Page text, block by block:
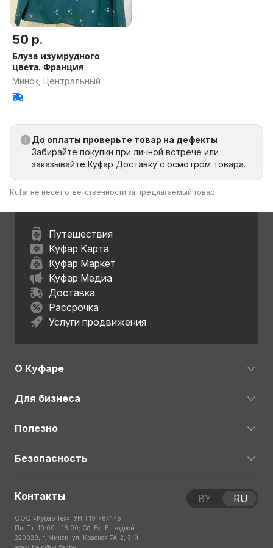
50 р.
Блуза изумрудного
цвета. Франция
Минск, Центральный
До оплаты проверьте товар на дефекты
Забирайте покупки при личной встрече или
заказывайте Куфар Доставку с осмотром товара.
Kufar не несет ответственности за предлагаемый товар.
Путешествия
Куфар Карта
Куфар Маркет
Куфар Медиа
Доставка
Рассрочка
Услуги продвижения
О Куфаре
Для бизнеса
Полезно
Безопасность
Контакты
ООО «Куфар Тех», УНП 191767445
Пн-Пт: 10:00 – 18:00; Сб, Вс: Выходной
220029, г. Минск, ул. Красная 7А-2, 3-й
BY RU